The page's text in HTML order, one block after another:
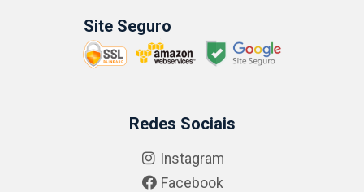
Site Seguro
Redes Sociais
Instagram
Facebook